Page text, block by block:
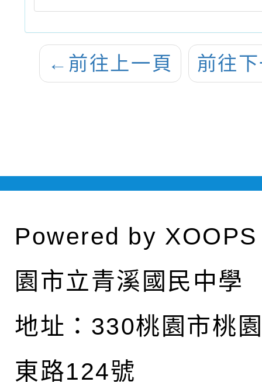
← 前往上一頁 前往
Powered by XOOPS
園市立青溪國民中學
地址： 330桃園市桃
東路124號